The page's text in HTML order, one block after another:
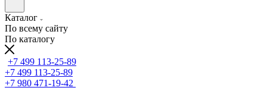
Каталог
По всему сайту
По каталогу
+7 499 113-25-89
+7 499 113-25-89
+7 980 471-19-42